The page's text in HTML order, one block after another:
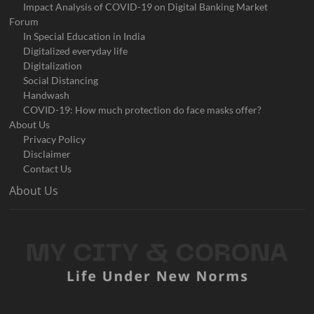
Impact Analysis of COVID-19 on Digital Banking Market
Forum
In Special Education in India
Digitalized everyday life
Digitalization
Social Distancing
Handwash
COVID-19: How much protection do face masks offer?
About Us
Privacy Policy
Disclaimer
Contact Us
About Us